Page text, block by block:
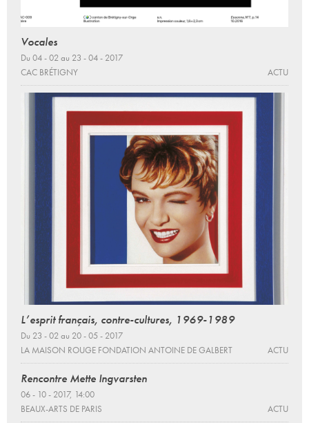
Vocales
Du 04 - 02 au 23 - 04 - 2017
CAC BRÉTIGNY
ACTU
L’esprit français, contre-cultures, 1969-1989
Du 23 - 02 au 20 - 05 - 2017
LA MAISON ROUGE FONDATION ANTOINE DE GALBERT
ACTU
Rencontre Mette Ingvarsten
06 - 10 - 2017, 14:00
BEAUX-ARTS DE PARIS
ACTU